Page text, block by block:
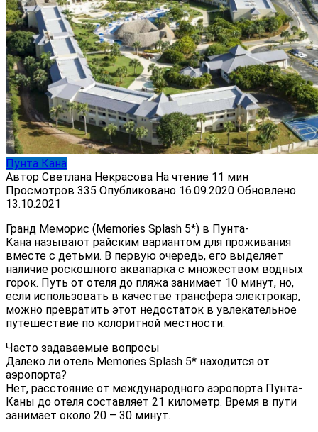
Пунта Кана
Автор Светлана Некрасова На чтение 11 мин
Просмотров 335 Опубликовано 16.09.2020 Обновлено
13.10.2021
Гранд Меморис (Memories Splash 5*) в Пунта-
Кана называют райским вариантом для проживания
вместе с детьми. В первую очередь, его выделяет
наличие роскошного аквапарка с множеством водных
горок. Путь от отеля до пляжа занимает 10 минут, но,
если использовать в качестве трансфера электрокар,
можно превратить этот недостаток в увлекательное
путешествие по колоритной местности.
Часто задаваемые вопросы
Далеко ли отель Memories Splash 5* находится от
аэропорта?
Нет, расстояние от международного аэропорта Пунта-
Каны до отеля составляет 21 километр. Время в пути
занимает около 20 – 30 минут.